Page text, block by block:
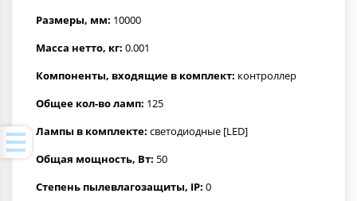
Размеры, мм: 10000
Масса нетто, кг: 0.001
Компоненты, входящие в комплект: контроллер
Общее кол-во ламп: 125
Лампы в комплекте: светодиодные [LED]
Общая мощность, Вт: 50
Степень пылевлагозащиты, IP: 0